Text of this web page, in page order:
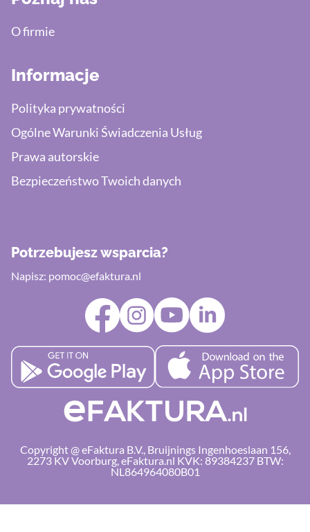
O firmie
Informacje
Polityka prywatności
Ogólne Warunki Świadczenia Usług
Prawa autorskie
Bezpieczeństwo Twoich danych
Potrzebujesz wsparcia?
Napisz: pomoc@efaktura.nl
Copyright @ eFaktura B.V., Bruijnings Ingenhoeslaan 156,
2273 KV Voorburg, eFaktura.nl KVK: 89384237 BTW:
NL864964080B01